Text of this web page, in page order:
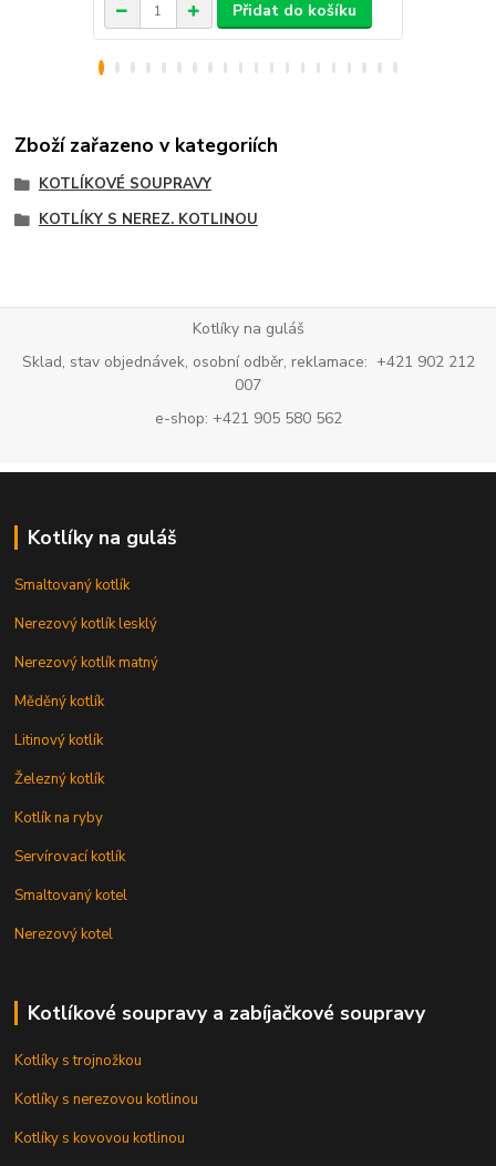
Přidat do košíku
Zboží zařazeno v kategoriích
KOTLÍKOVÉ SOUPRAVY
KOTLÍKY S NEREZ. KOTLINOU
Kotlíky na guláš
Sklad, stav objednávek, osobní odběr, reklamace: +421 902 212
007
e-shop: +421 905 580 562
Kotlíky na guláš
Smaltovaný kotlík
Nerezový kotlík lesklý
Nerezový kotlík matný
Měděný kotlík
Litinový kotlík
Železný kotlík
Kotlík na ryby
Servírovací kotlík
Smaltovaný kotel
Nerezový kotel
Kotlíkové soupravy a zabíjačkové soupravy
Kotlíky s trojnožkou
Kotlíky s nerezovou kotlinou
Kotlíky s kovovou kotlinou